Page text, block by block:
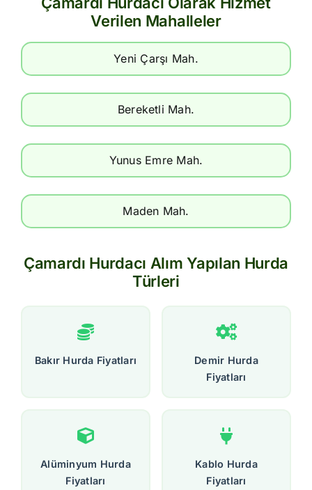
Verilen Mahalleler
Yeni Çarşı Mah.
Bereketli Mah.
Yunus Emre Mah.
Maden Mah.
Çamardı Hurdacı Alım Yapılan Hurda
Türleri
Bakır Hurda Fiyatları
Demir Hurda
Fiyatları
Alüminyum Hurda
Fiyatları
Kablo Hurda
Fiyatları